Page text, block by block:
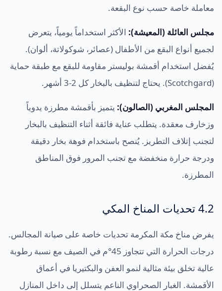
معاملة خاصة حسب نوع البقعة.
مجلس العائلة (المعيشة): الأكثر استخداماً يومياً، يتعرض
لجميع أنواع البقع من الأطفال (عصائر، شوكولاتة، ألوان).
يُفضل استخدام أقمشة بوليستر مقاومة للبقع مع طبقة حماية
(Scotchgard). يحتاج لتنظيف بالبخار كل 2-3 أشهر.
المجلس المغربي (الصالون): يتميز بأقمشة مطرزة يدوياً
وزخارف معقدة. يتطلب عناية فائقة أثناء التنظيف بالبخار
لتجنب إتلاف التطريز. يُنصح باستخدام فوهة بخار دقيقة
ودرجة حرارة منخفضة مع تجنب المرور فوق المناطق
المطرزة.
4.2 تحديات المناخ المكي
يفرض مناخ مكة المكرمة تحديات خاصة على صيانة المجالس.
درجات الحرارة التي تتجاوز 45°م في الصيف مع نسبة رطوبة
عالية تخلق بيئة مثالية لنمو العفن والبكتيريا في أعماق
الأقمشة. الغبار الصحراوي الناعم يتسلل إلى داخل المنازل